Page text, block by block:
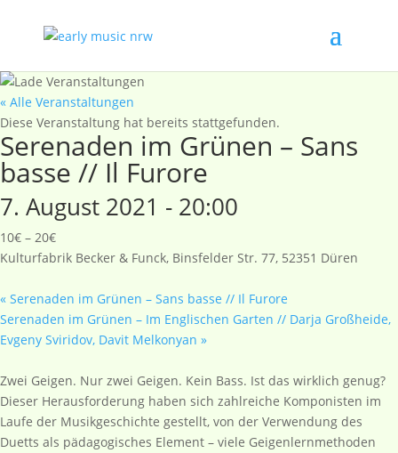
« Alle Veranstaltungen
Diese Veranstaltung hat bereits stattgefunden.
Serenaden im Grünen – Sans
basse // Il Furore
7. August 2021 - 20:00
10€ – 20€
Kulturfabrik Becker & Funck, Binsfelder Str. 77, 52351 Düren
« Serenaden im Grünen – Sans basse // Il Furore
Serenaden im Grünen – Im Englischen Garten // Darja Großheide,
Evgeny Sviridov, Davit Melkonyan »
Zwei Geigen. Nur zwei Geigen. Kein Bass. Ist das wirklich genug?
Dieser Herausforderung haben sich zahlreiche Komponisten im
Laufe der Musikgeschichte gestellt, von der Verwendung des
Duetts als pädagogisches Element – viele Geigenlernmethoden